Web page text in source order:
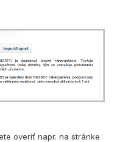
overiť napr. na stránke